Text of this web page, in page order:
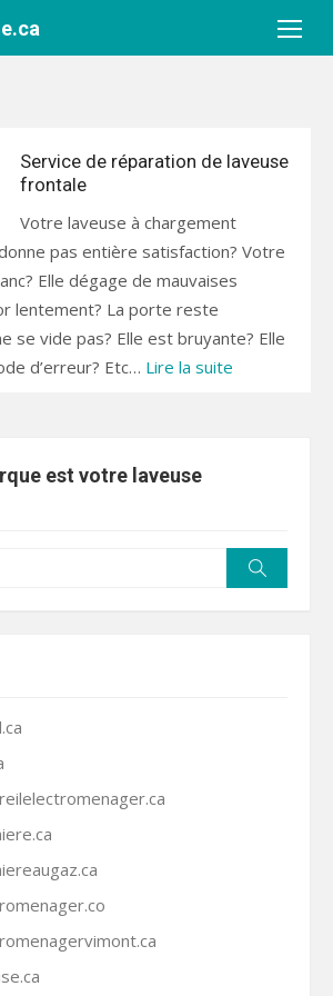
Service de réparation de laveuse
frontale
Votre laveuse à chargement
pas entière satisfaction? Votre
Elle dégage de mauvaises
lentement? La porte reste
se vide pas? Elle est bruyante? Elle
d’erreur? Etc… Lire la suite
est votre laveuse